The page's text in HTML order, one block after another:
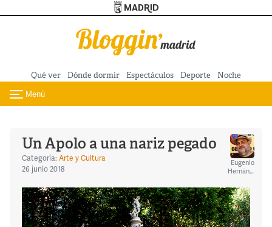
Pasar al contenido principal
Qué ver Dónde dormir Espectáculos Deporte Noche
Toggle navigation
Menú
Un Apolo a una nariz pegado
Categoría: Arte y Cultura
26 junio 2018
Eugenio
Hernández